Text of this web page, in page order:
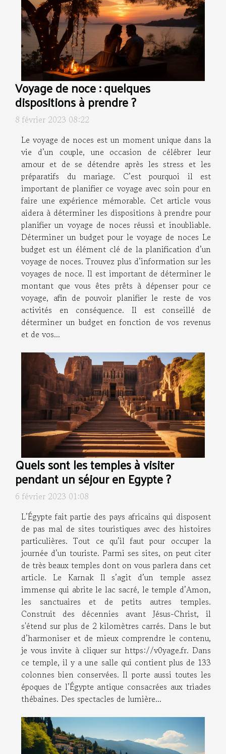
Voyage de noce : quelques
dispositions à prendre ?
8 février 2023 08:22
Le voyage de noces est un moment unique dans la
vie d’un couple, une occasion de célébrer leur
amour et de se détendre après les stress et les
préparatifs du mariage. C’est pourquoi il est
important de planifier ce voyage avec soin pour en
faire une expérience mémorable. Cet article vous
aidera à déterminer les dispositions à prendre pour
planifier un voyage de noces réussi et inoubliable.
Déterminer un budget pour le voyage de noces Le
budget est un élément clé de la planification d’un
voyage de noces. Trouvez plus d’information sur les
voyages de noce. Il est important de déterminer le
montant que vous êtes prêts à dépenser pour ce
voyage, afin de pouvoir planifier le reste de vos
activités en conséquence. Il est conseillé de
déterminer un budget en fonction de vos revenus
et de vos...
Quels sont les temples à visiter
pendant un séjour en Egypte ?
6 février 2023 01:08
L’Égypte fait partie des pays africains qui disposent
de pas mal de sites touristiques avec des histoires
particulières. Tout ce qu’il faut pour occuper la
journée d’un touriste. Parmi ses sites, on peut citer
de très beaux temples dont on vous parlera dans cet
article. Le Karnak Il s’agit d’un temple assez
immense qui abrite le lac sacré, le temple d’Amon,
les sanctuaires et de petits autres temples.
Construit des décennies avant Jésus-Christ, il
s'étend sur plus de 2 kilomètres carrés. Dans le but
d’harmoniser et de mieux comprendre le contenu,
je vous invite à cliquer sur https://v0yage.fr. Dans
ce temple, il y a une salle qui contient plus de 133
colonnes bien conservées. Il porte aussi toutes les
époques de l’Égypte antique consacrées aux triades
thébaines. Des spectacles de lumière...